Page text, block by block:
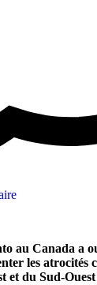
au Canada a
les atrocités
et du Sud-